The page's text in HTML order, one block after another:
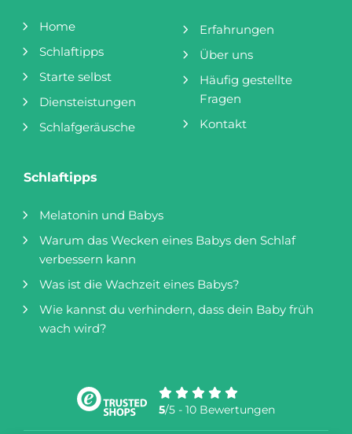
Home
Schlaftipps
Starte selbst
Diensteistungen
Schlafgeräusche
Erfahrungen
Über uns
Fragen
Kontakt
Schlaftipps
Melatonin und Babys
Warum das Wecken eines Babys den Schlaf
verbessern kann
Was ist die Wachzeit eines Babys?
Wie kannst du verhindern, dass dein Baby früh
wach wird?
5/5 - 10 Bewertungen